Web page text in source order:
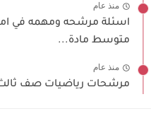
منذ عام
اسئلة مرشحه ومهمه في
متوسط مادة...
منذ عام
مرشحات رياضيات صف ثالث